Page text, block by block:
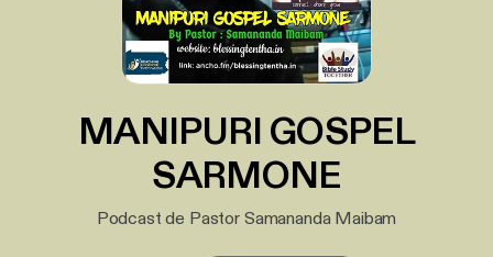
MANIPURI GOSPEL
SARMONE
Podcast de Pastor Samananda Maibam